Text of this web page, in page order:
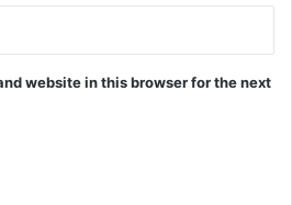
website in this browser for the next